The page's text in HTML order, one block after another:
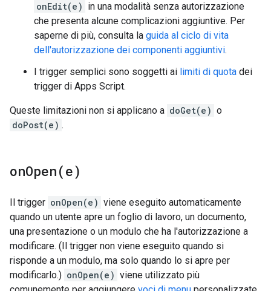
onEdit(e) in una modalità senza autorizzazione
che presenta alcune complicazioni aggiuntive. Per
saperne di più, consulta la guida al ciclo di vita
dell'autorizzazione dei componenti aggiuntivi.
I trigger semplici sono soggetti ai limiti di quota dei
trigger di Apps Script.
Queste limitazioni non si applicano a doGet(e) o
doPost(e) .
onOpen(e)
Il trigger onOpen(e) viene eseguito automaticamente
quando un utente apre un foglio di lavoro, un documento,
una presentazione o un modulo che ha l'autorizzazione a
modificare. (Il trigger non viene eseguito quando si
risponde a un modulo, ma solo quando lo si apre per
modificarlo.) onOpen(e) viene utilizzato più